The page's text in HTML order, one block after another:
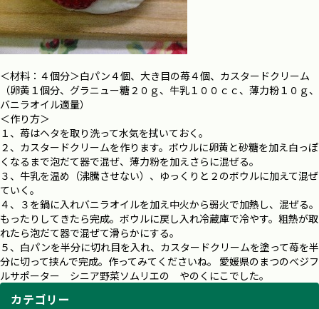
＜材料：４個分＞白パン４個、大き目の苺４個、カスタードクリーム
（卵黄１個分、グラニュー糖２０ｇ、牛乳１００ｃｃ、薄力粉１０ｇ、
バニラオイル適量）
＜作り方＞
１、苺はヘタを取り洗って水気を拭いておく。
２、カスタードクリームを作ります。ボウルに卵黄と砂糖を加え白っぽ
くなるまで泡だて器で混ぜ、薄力粉を加えさらに混ぜる。
３、牛乳を温め（沸騰させない）、ゆっくりと２のボウルに加えて混ぜ
ていく。
４、３を鍋に入れバニラオイルを加え中火から弱火で加熱し、混ぜる。
もったりしてきたら完成。ボウルに戻し入れ冷蔵庫で冷やす。粗熱が取
れたら泡だて器で混ぜて滑らかにする。
５、白パンを半分に切れ目を入れ、カスタードクリームを塗って苺を半
分に切って挟んで完成。作ってみてくださいね。 愛媛県のまつのべジフ
ルサポーター シニア野菜ソムリエの やのくにこでした。
カテゴリー